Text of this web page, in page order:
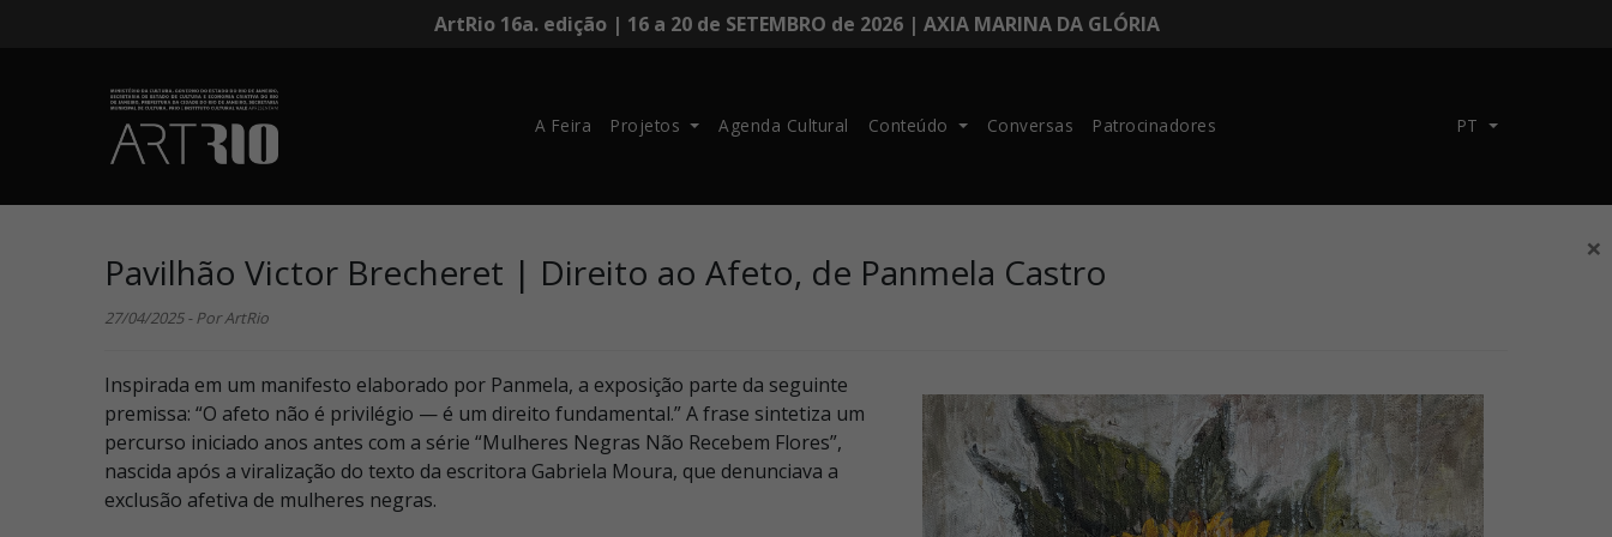
ArtRio 16a. edição | 16 a 20 de SETEMBRO de 2026 | AXIA MARINA DA GLÓRIA
A Feira Projetos Agenda Cultural Conteúdo Conversas Patrocinadores PT
×
Pavilhão Victor Brecheret | Direito ao Afeto, de Panmela Castro
27/04/2025 - Por ArtRio
Inspirada em um manifesto elaborado por Panmela, a exposição parte da seguinte
premissa: “O afeto não é privilégio — é um direito fundamental.” A frase sintetiza um
percurso iniciado anos antes com a série “Mulheres Negras Não Recebem Flores”,
nascida após a viralização do texto da escritora Gabriela Moura, que denunciava a
exclusão afetiva de mulheres negras.